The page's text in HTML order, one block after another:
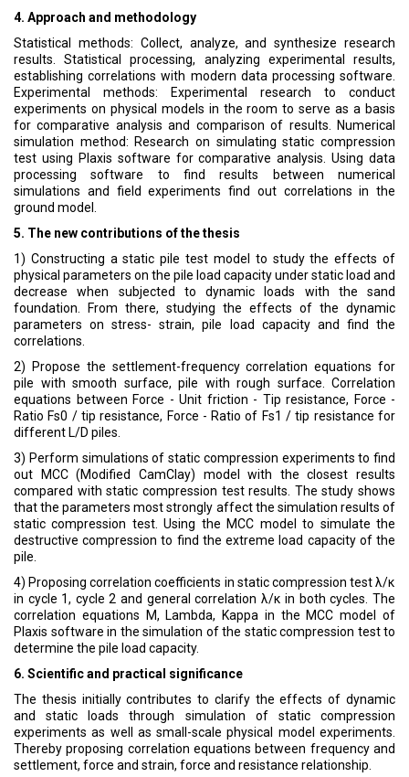
4. Approach and methodology
Statistical methods: Collect, analyze, and synthesize research
results. Statistical processing, analyzing experimental results,
establishing correlations with modern data processing software.
Experimental methods: Experimental research to conduct
experiments on physical models in the room to serve as a basis
for comparative analysis and comparison of results. Numerical
simulation method: Research on simulating static compression
test using Plaxis software for comparative analysis. Using data
processing software to find results between numerical
simulations and field experiments find out correlations in the
ground model.
5. The new contributions of the thesis
1) Constructing a static pile test model to study the effects of
physical parameters on the pile load capacity under static load and
decrease when subjected to dynamic loads with the sand
foundation. From there, studying the effects of the dynamic
parameters on stress- strain, pile load capacity and find the
correlations.
2) Propose the settlement-frequency correlation equations for
pile with smooth surface, pile with rough surface. Correlation
equations between Force - Unit friction - Tip resistance, Force -
Ratio Fs0 / tip resistance, Force - Ratio of Fs1 / tip resistance for
different L/D piles.
3) Perform simulations of static compression experiments to find
out MCC (Modified CamClay) model with the closest results
compared with static compression test results. The study shows
that the parameters most strongly affect the simulation results of
static compression test. Using the MCC model to simulate the
destructive compression to find the extreme load capacity of the
pile.
4) Proposing correlation coefficients in static compression test λ/κ
in cycle 1, cycle 2 and general correlation λ/κ in both cycles. The
correlation equations M, Lambda, Kappa in the MCC model of
Plaxis software in the simulation of the static compression test to
determine the pile load capacity.
6. Scientific and practical significance
The thesis initially contributes to clarify the effects of dynamic
and static loads through simulation of static compression
experiments as well as small-scale physical model experiments.
Thereby proposing correlation equations between frequency and
settlement, force and strain, force and resistance relationship.